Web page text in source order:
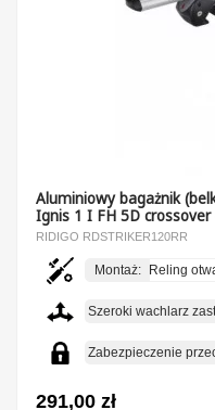
Aluminiowy bagażnik
Ignis 1 I FH 5D
RIDIGO RDSTRIKER120RR
Montaż: Reling
Szeroki wachlarz
Zabezpieczenie
291,00 zł